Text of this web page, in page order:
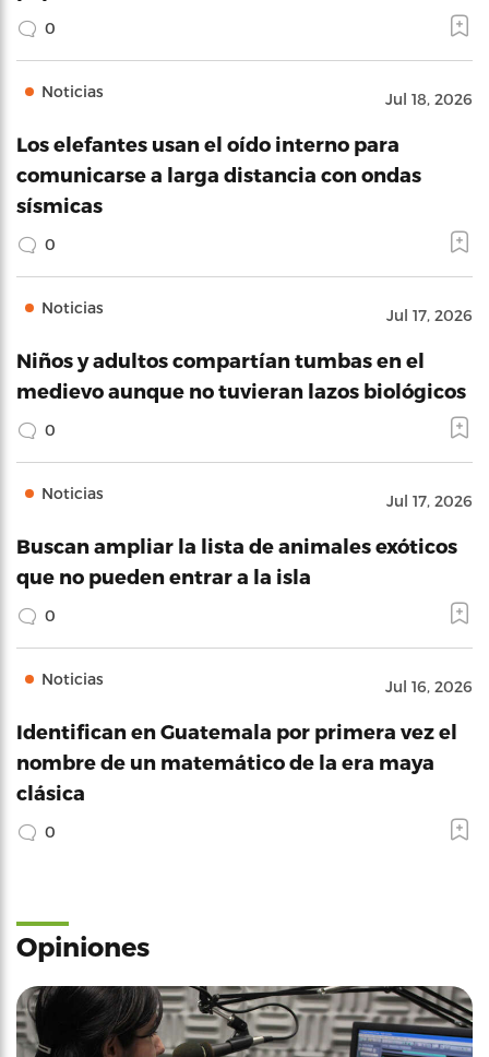
0
Noticias Jul 18, 2026
Los elefantes usan el oído interno para
comunicarse a larga distancia con ondas
sísmicas
0
Noticias Jul 17, 2026
Niños y adultos compartían tumbas en el
medievo aunque no tuvieran lazos biológicos
0
Noticias Jul 17, 2026
Buscan ampliar la lista de animales exóticos
que no pueden entrar a la isla
0
Noticias Jul 16, 2026
Identifican en Guatemala por primera vez el
nombre de un matemático de la era maya
clásica
0
Opiniones